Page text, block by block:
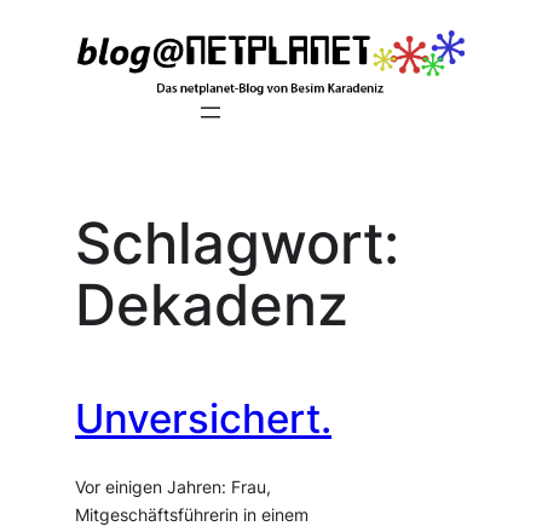
Schlagwort:
Dekadenz
Unversichert.
Vor einigen Jahren: Frau,
Mitgeschäftsführerin in einem